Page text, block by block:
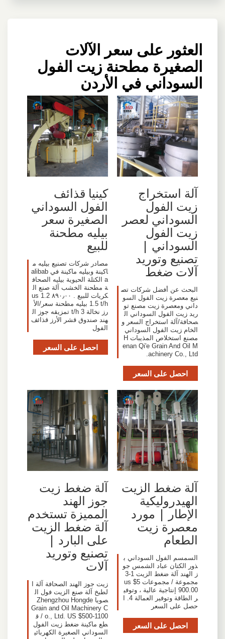
العثور على سعر الآلات
الصغيرة مطحنة زيت الفول
السوداني في الأردن
آلة استخراج
زيت الفول
السوداني لعصر
زيت الفول
السوداني |
تصنيع وتوريد
آلات ضغط
البحث عن أفضل شركات تص
نيع معصرة زيت الفول السو
داني ومعصرة زيت مصنع تو
ريد زيت الفول السوداني ال
صحافة/آلة استخراج السعر و
الخام زيت الفول السوداني
مصنع استخلاص المذيبات H
enan Qi'e Grain And Oil M
achinery Co., Ltd.
احصل على السعر
كينيا قذائف
الفول السوداني
الصغيرة سعر
بيليه مطحنة
للبيع
مصادر شركات تصنيع بيليه م
اكينة وبيليه ماكينة في alibab
a الكتلة الحيوية بيليه الصحاف
ة مطحنة الخشب آلة صنع ال
كريات للبيع . ٨٩٠٫٠٠ us 1.2
1.5 t/h بيليه مطحنة سعر/الأ
رز نخالة 3 t/h تمزيقه جوز ال
هند صندوق قشر الأرز قذائف
الفول
احصل على السعر
آلة ضغط الزيت
الهيدروليكية
الإطار | مورد
معصرة زيت
الطعام
السمسم الفول السوداني ب
ذور الكتان عباد الشمس جو
ز الهند آلة ضغط الزيت 1-3
مجموعة / مجموعات us $5
900.00 إنتاجية عالية ، وتوفي
ر الطاقة وتوفير العمالة 4. ا
حصل على السعر
احصل على السعر
آلة ضغط زيت
جوز الهند
المميزة تستخدم
آلة ضغط الزيت
على البارد |
تصنيع وتوريد
آلات
زيت جوز الهند الصحافة آلة ا
لطبخ آلة صنع الزيت فول ال
صويا Zhengzhou Hongde
Grain and Oil Machinery C
o., Ltd. US $500-1100 / ق
طع ماكينة ضغط زيت الفول
السوداني الصغيرة الكهربائي